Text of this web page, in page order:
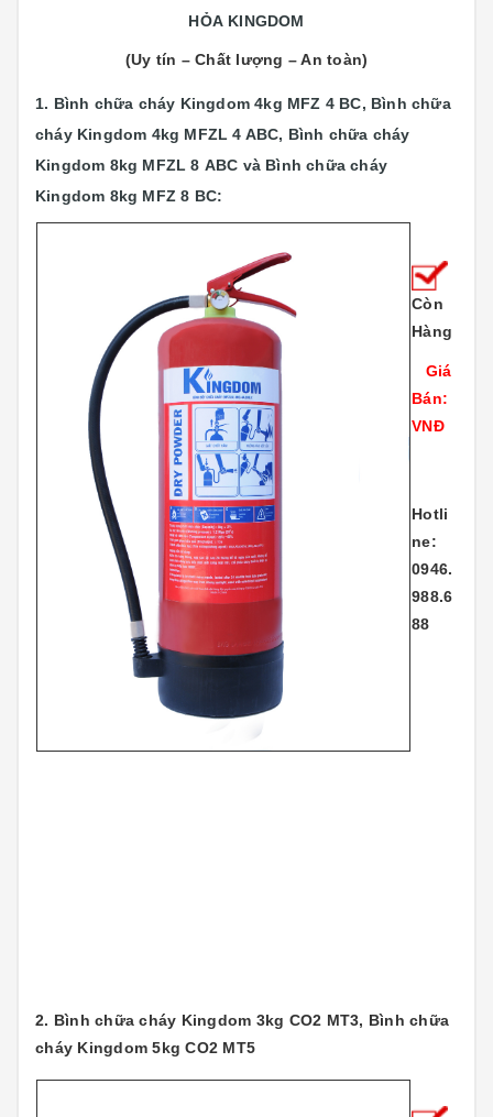
HỎA KINGDOM
(Uy tín – Chất lượng – An toàn)
1. Bình chữa cháy Kingdom 4kg MFZ 4 BC, Bình chữa
cháy Kingdom 4kg MFZL 4 ABC, Bình chữa cháy
Kingdom 8kg MFZL 8 ABC và Bình chữa cháy
Kingdom 8kg MFZ 8 BC:
Còn
Hàng
Giá
Bán:
VNĐ
Hotli
ne:
0946.
988.6
88
2. Bình chữa cháy Kingdom 3kg CO2 MT3, Bình chữa
cháy Kingdom 5kg CO2 MT5